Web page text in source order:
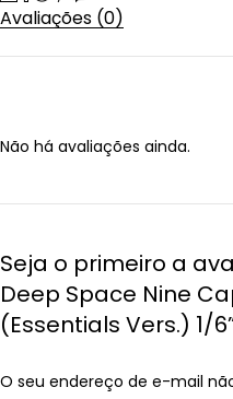
Avaliações (0)
Não há avaliações ainda.
Seja o primeiro a
Deep Space Nine
(Essentials Vers.) 1/
O seu endereço de e-mail